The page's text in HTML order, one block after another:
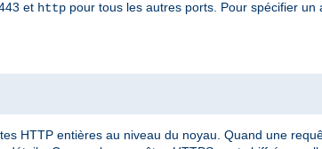
et http pour tous les autres ports. Pour spécifier
HTTP entières au niveau du noyau. Quand une